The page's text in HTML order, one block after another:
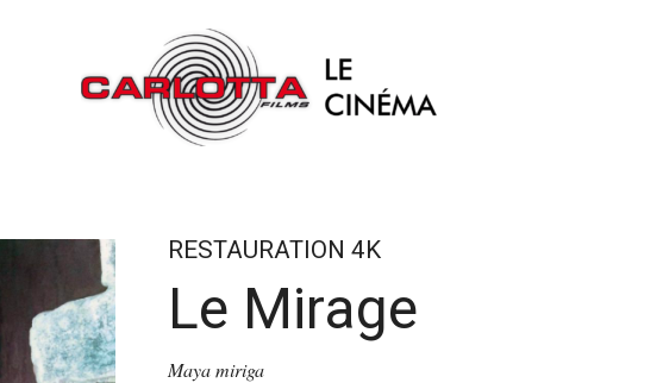
RESTAURATION 4K
Le Mirage
Maya miriga